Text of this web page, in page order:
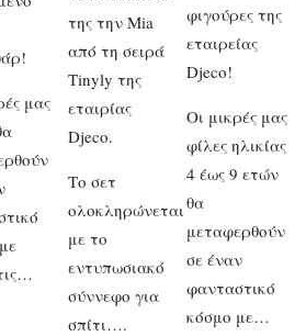
μας
της την Mia
από τη σειρά
Tinyly της
εταιρίας
Djeco.
Το σετ
ολοκληρώνεται
με το
εντυπωσιακό
σύννεφο για
σπίτι….
φιγούρες της
εταιρείας
Djeco!
Οι μικρές μας
φίλες ηλικίας
4 έως 9 ετών
θα
μεταφερθούν
σε έναν
φανταστικό
κόσμο με…